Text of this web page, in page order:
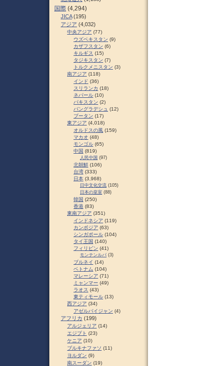
国際 (4,294)
JICA(195)
アジア (4,032)
中央アジア (77)
ウズベキスタン (9)
カザフスタン (6)
キルギス (15)
タジキスタン (7)
トルクメニスタン (3)
南アジア (118)
インド (36)
スリランカ (18)
ネパール (10)
パキスタン (2)
バングラデシュ (12)
ブータン (17)
東アジア (4,018)
オルドスの風 (159)
マカオ (48)
モンゴル (65)
中国 (819)
人民中国 (97)
北朝鮮 (106)
台湾 (333)
日本 (3,968)
日中文化交流 (105)
日本の皇室 (88)
韓国 (250)
香港 (83)
東南アジア (351)
インドネシア (119)
カンボジア (63)
シンガポール (104)
タイ王国 (140)
フィリピン (41)
モンテンルパ (3)
ブルネイ (14)
ベトナム (104)
マレーシア (71)
ミャンマー (49)
ラオス (43)
東ティモール (13)
西アジア (34)
アゼルバイジャン (4)
アフリカ (199)
アルジェリア (14)
エジプト (23)
ケニア (10)
ブルキナファソ (11)
ヨルダン (9)
南スーダン (19)